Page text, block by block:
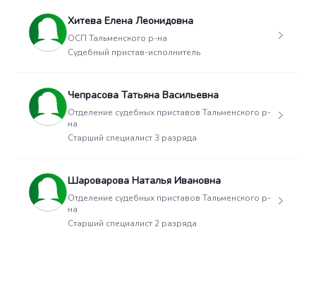
Хитева Елена Леонидовна
ОСП Тальменского р-на
Судебный пристав-исполнитель
Чепрасова Татьяна Васильевна
Отделение судебных приставов Тальменского р-
на
Старший специалист 3 разряда
Шароварова Наталья Ивановна
Отделение судебных приставов Тальменского р-
на
Старший специалист 2 разряда